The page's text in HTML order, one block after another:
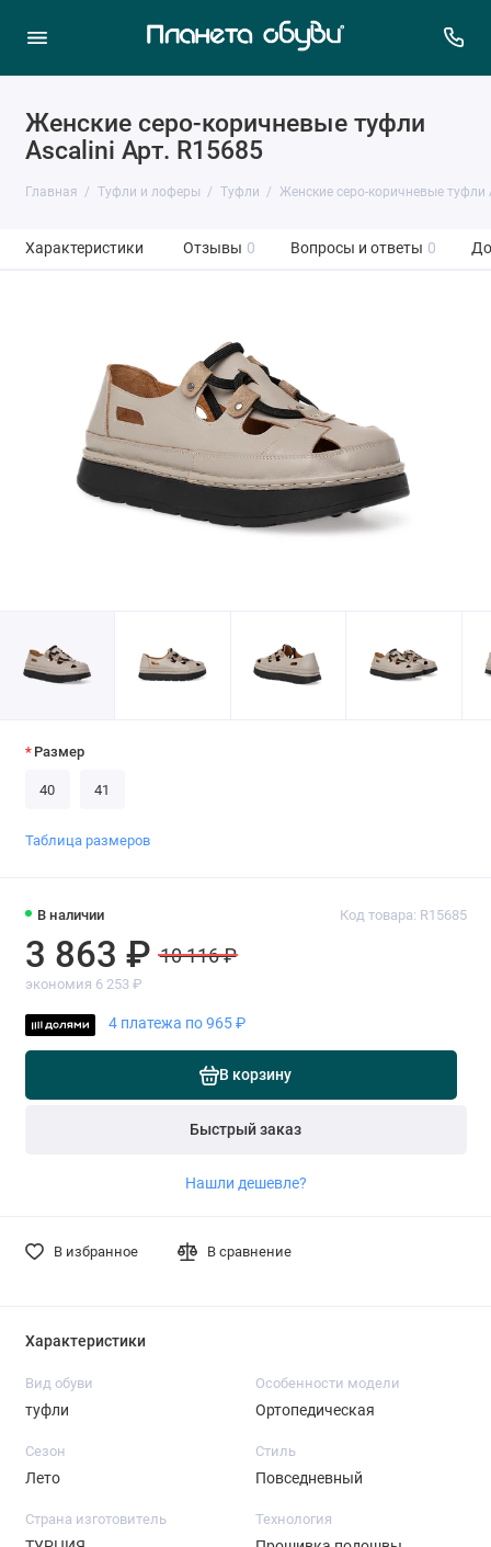
Женские серо-коричневые туфли
Ascalini Арт. R15685
Главная Туфли и лоферы Туфли Женские серо-коричневые туфли
Характеристики Отзывы 0 Вопросы и ответы 0
В наличии Код товара: R15685
3 863 ₽ 10 116 ₽
экономия 6 253 ₽
4 платежа по 965 ₽
В корзину
Быстрый заказ
Нашли дешевле?
В избранное В сравнение
Размер
40 41
Таблица размеров
Характеристики
Вид обуви
туфли
Особенности модели
Ортопедическая
Сезон
Лето
Стиль
Повседневный
Страна изготовитель Технология